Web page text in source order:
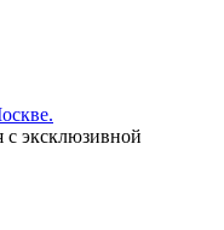
с эксклюзивной